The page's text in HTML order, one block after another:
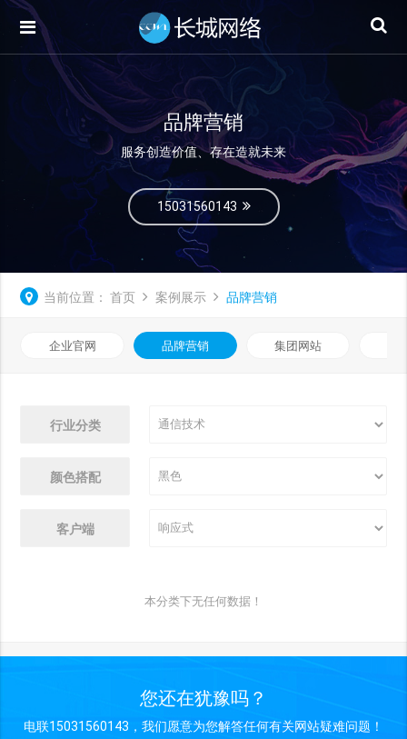
品牌营销
服务创造价值、存在造就未来
15031560143
当前位置： 首页 案例展示 品牌营销
企业官网 品牌营销 集团网站
行业分类
颜色搭配
客户端
本分类下无任何数据！
您还在犹豫吗？
电联15031560143，我们愿意为您解答任何有关网站疑难问题！